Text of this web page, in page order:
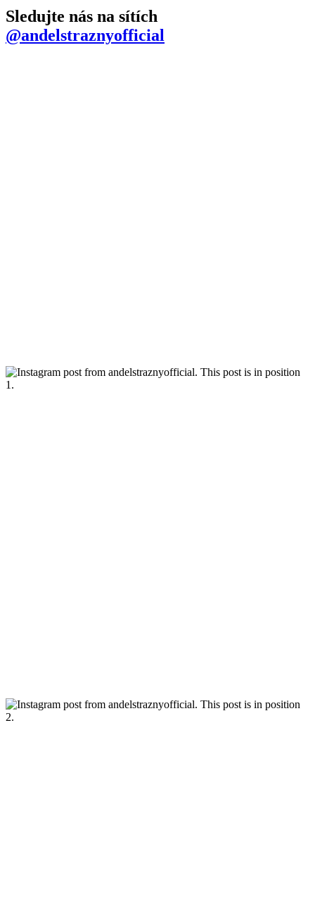
Sledujte nás na sítích
@andelstraznyofficial